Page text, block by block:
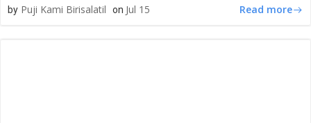
by Puji Kami Birisalatil on Jul 15 Read more